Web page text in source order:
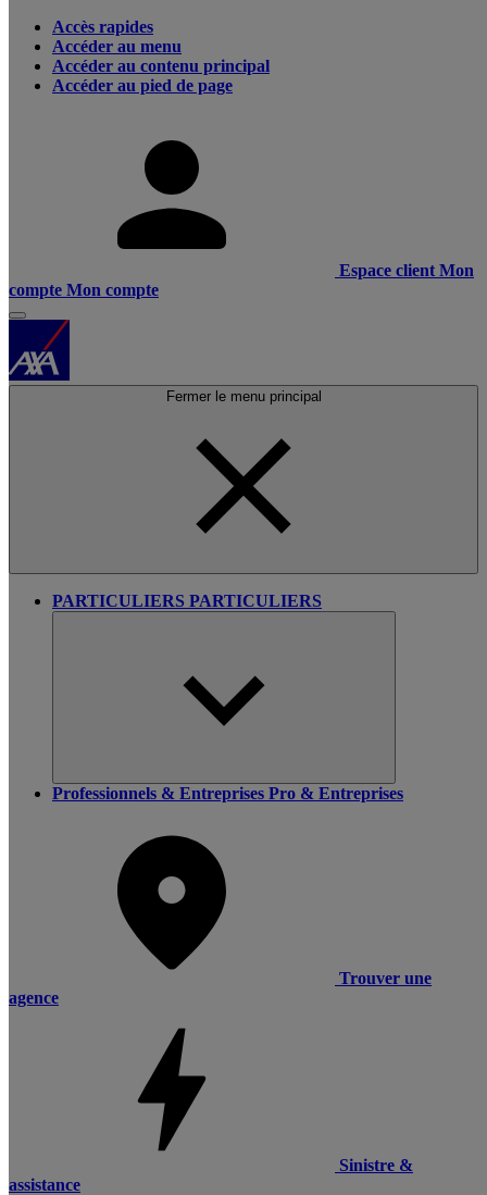
Accès rapides
Accéder au menu
Accéder au contenu principal
Accéder au pied de page
Espace client Mon
compte Mon compte
Fermer le menu principal
PARTICULIERS PARTICULIERS
Professionnels & Entreprises Pro & Entreprises
Trouver une
agence
Sinistre &
assistance